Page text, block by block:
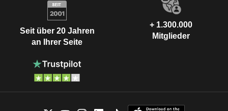
Seit über 20 Jahren
an Ihrer Seite
+ 1.300.000
Mitglieder